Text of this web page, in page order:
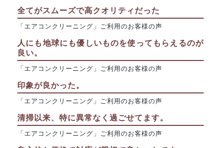
全てがスムーズで高クオリティだった
「エアコンクリーニング」ご利用のお客様の声
人にも地球にも優しいものを使ってもらえるのが
良い。
「エアコンクリーニング」ご利用のお客様の声
印象が良かった。
「エアコンクリーニング」ご利用のお客様の声
清掃以来、特に異常なく過ごせてます。
「エアコンクリーニング」ご利用のお客様の声